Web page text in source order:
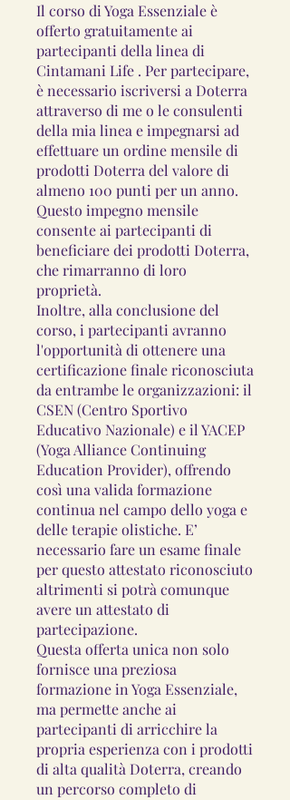
Il corso di Yoga Essenziale è
offerto gratuitamente ai
partecipanti della linea di
Cintamani Life . Per partecipare,
è necessario iscriversi a Doterra
attraverso di me o le consulenti
della mia linea e impegnarsi ad
effettuare un ordine mensile di
prodotti Doterra del valore di
almeno 100 punti per un anno.
Questo impegno mensile
consente ai partecipanti di
beneficiare dei prodotti Doterra,
che rimarranno di loro
proprietà.
Inoltre, alla conclusione del
corso, i partecipanti avranno
l'opportunità di ottenere una
certificazione finale riconosciuta
da entrambe le organizzazioni: il
CSEN (Centro Sportivo
Educativo Nazionale) e il YACEP
(Yoga Alliance Continuing
Education Provider), offrendo
così una valida formazione
continua nel campo dello yoga e
delle terapie olistiche. E’
necessario fare un esame finale
per questo attestato riconosciuto
altrimenti si potrà comunque
avere un attestato di
partecipazione.
Questa offerta unica non solo
fornisce una preziosa
formazione in Yoga Essenziale,
ma permette anche ai
partecipanti di arricchire la
propria esperienza con i prodotti
di alta qualità Doterra, creando
un percorso completo di